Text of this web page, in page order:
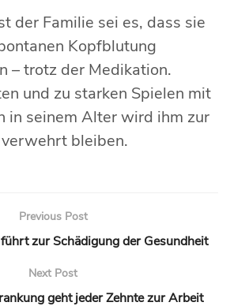
der Familie sei es, dass sie
Kopfblutung
– trotz der Medikation.
und zu starken Spielen mit
in seinem Alter wird ihm zur
bleiben.
Previous Post
führt zur Schädigung der Gesundheit
Next Post
geht jeder Zehnte zur Arbeit